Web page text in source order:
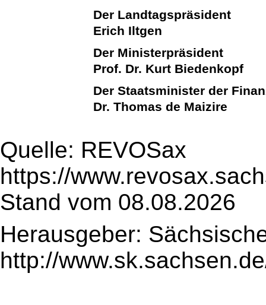
Der Landtagspräsident
Erich Iltgen
Der Ministerpräsident
Prof. Dr. Kurt Biedenkopf
Der Staatsminister der
Dr. Thomas de Maizire
Quelle: REVOSax
https://
Stand vom 08.08.2026
Herausgeber:
http://